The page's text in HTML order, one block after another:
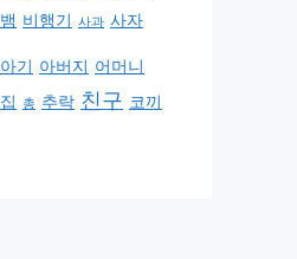
뱀 비행기 사과 사자
아기 아버지 어머니
집 총 추락 친구 코끼